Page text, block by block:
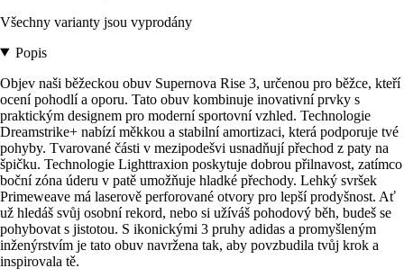
Všechny varianty jsou vyprodány
Popis
Objev naši běžeckou obuv Supernova Rise 3, určenou pro běžce, kteří
ocení pohodlí a oporu. Tato obuv kombinuje inovativní prvky s
praktickým designem pro moderní sportovní vzhled. Technologie
Dreamstrike+ nabízí měkkou a stabilní amortizaci, která podporuje tvé
pohyby. Tvarované části v mezipodešvi usnadňují přechod z paty na
špičku. Technologie Lighttraxion poskytuje dobrou přilnavost, zatímco
boční zóna úderu v patě umožňuje hladké přechody. Lehký svršek
Primeweave má laserově perforované otvory pro lepší prodyšnost. Ať
už hledáš svůj osobní rekord, nebo si užíváš pohodový běh, budeš se
pohybovat s jistotou. S ikonickými 3 pruhy adidas a promyšleným
inženýrstvím je tato obuv navržena tak, aby povzbudila tvůj krok a
inspirovala tě.